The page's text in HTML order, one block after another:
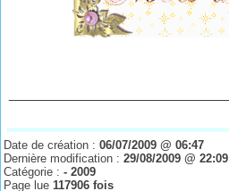
Date de création :06/07/2009 @ 06:47
Dernière modification :29/08/2009 @ 22:09
Catégorie :- 2009
Page lue 117906 fois